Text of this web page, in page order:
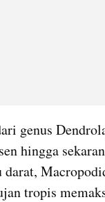
genus
hingga
tropis